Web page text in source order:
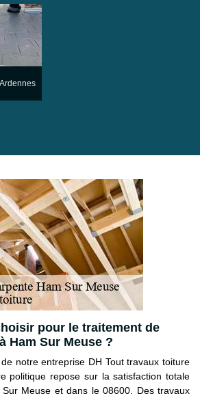
pour le traitement de
Ham Sur Meuse ?
notre entreprise DH Tout travaux toiture
politique repose sur la satisfaction totale
Meuse et dans le 08600. Des travaux